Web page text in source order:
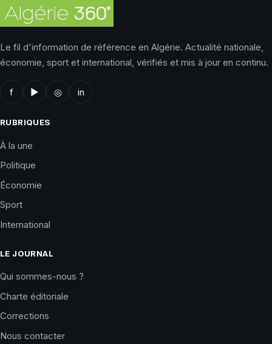
Le fil d'information de référence en Algérie. Actualité nationale,
économie, sport et international, vérifiés et mis à jour en continu.
f ▶ ◎ in
RUBRIQUES
À la une
Politique
Économie
Sport
International
LE JOURNAL
Qui sommes-nous ?
Charte éditoriale
Corrections
Nous contacter